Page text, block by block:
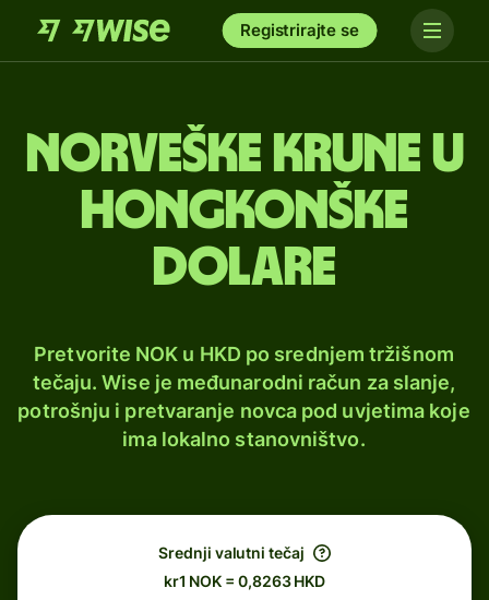
Registrirajte se
Norveške krune u
hongkonške
dolare
Pretvorite NOK u HKD po srednjem tržišnom
tečaju. Wise je međunarodni račun za slanje,
potrošnju i pretvaranje novca pod uvjetima koje
ima lokalno stanovništvo.
Srednji valutni tečaj
kr1 NOK = 0,8263 HKD